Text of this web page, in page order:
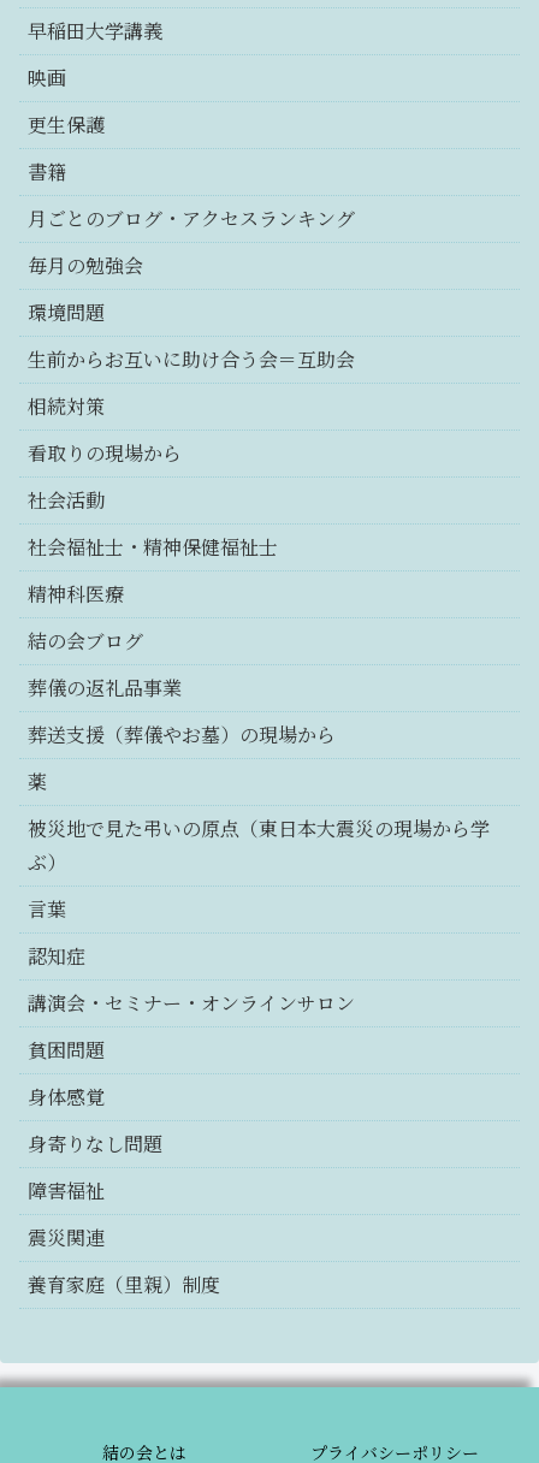
早稲田大学講義
映画
更生保護
書籍
月ごとのブログ・アクセスランキング
毎月の勉強会
環境問題
生前からお互いに助け合う会＝互助会
相続対策
看取りの現場から
社会活動
社会福祉士・精神保健福祉士
精神科医療
結の会ブログ
葬儀の返礼品事業
葬送支援（葬儀やお墓）の現場から
薬
被災地で見た弔いの原点（東日本大震災の現場から学
ぶ）
言葉
認知症
講演会・セミナー・オンラインサロン
貧困問題
身体感覚
身寄りなし問題
障害福祉
震災関連
養育家庭（里親）制度
結の会とは プライバシーポリシー